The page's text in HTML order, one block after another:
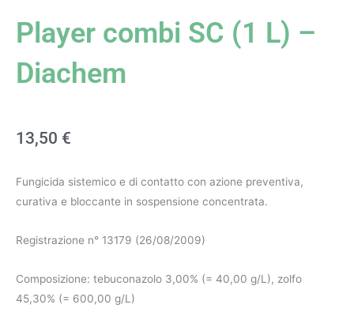
Player combi SC (1 L) –
Diachem
13,50 €
Fungicida sistemico e di contatto con azione preventiva,
curativa e bloccante in sospensione concentrata.
Registrazione n° 13179 (26/08/2009)
Composizione: tebuconazolo 3,00% (= 40,00 g/L), zolfo
45,30% (= 600,00 g/L)